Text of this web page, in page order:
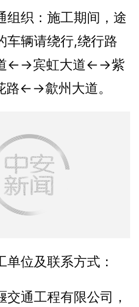
织：施工期间，途
车辆请绕行,绕行路
←→宾虹大道←→紫
←→歙州大道。
位及联系方式：
通工程有限公司，